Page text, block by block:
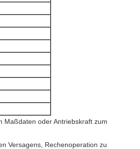
Maßdaten oder Antriebskraft zum
Versagens, Rechenoperation zu